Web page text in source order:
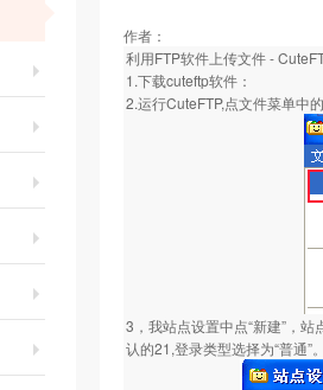
作者：
利用FTP软件上传文件 -
1.下载cuteftp软件 ：
2.运行CuteFTP,点文件菜单中
3，我站点设置中点“新建”，
认的21,登录类型选择为“普通”